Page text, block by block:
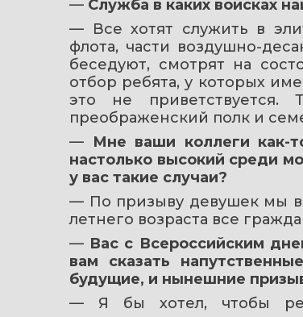
— Служба в каких войсках
— Все хотят служить в
флота, части воздушно-
беседуют, смотрят на
отбор ребята, у которых
это не приветствуется.
преображенский полк и
— Мне ваши коллеги как-
настолько высокий среди
у вас такие случаи?
— По призыву девушек мы
летнего возраста все
— Вас с Всероссийским
вам сказать
будущие, и нынешние
— Я бы хотел, чтобы